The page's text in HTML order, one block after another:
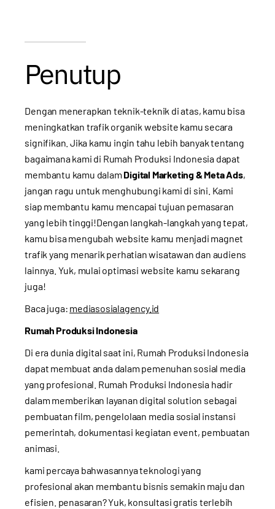
Penutup
Dengan menerapkan teknik-teknik di atas, kamu bisa
meningkatkan trafik organik website kamu secara
signifikan. Jika kamu ingin tahu lebih banyak tentang
bagaimana kami di Rumah Produksi Indonesia dapat
membantu kamu dalam Digital Marketing & Meta Ads,
jangan ragu untuk menghubungi kami di sini . Kami
siap membantu kamu mencapai tujuan pemasaran
yang lebih tinggi!Dengan langkah-langkah yang tepat,
kamu bisa mengubah website kamu menjadi magnet
trafik yang menarik perhatian wisatawan dan audiens
lainnya. Yuk, mulai optimasi website kamu sekarang
juga!
Baca juga: mediasosialagency.id
Rumah Produksi Indonesia
Di era dunia digital saat ini, Rumah Produksi Indonesia
dapat membuat anda dalam pemenuhan sosial media
yang profesional. Rumah Produksi Indonesia hadir
dalam memberikan layanan digital solution sebagai
pembuatan film, pengelolaan media sosial instansi
pemerintah, dokumentasi kegiatan event, pembuatan
animasi.
kami percaya bahwasannya teknologi yang
profesional akan membantu bisnis semakin maju dan
efisien. penasaran? Yuk, konsultasi gratis terlebih